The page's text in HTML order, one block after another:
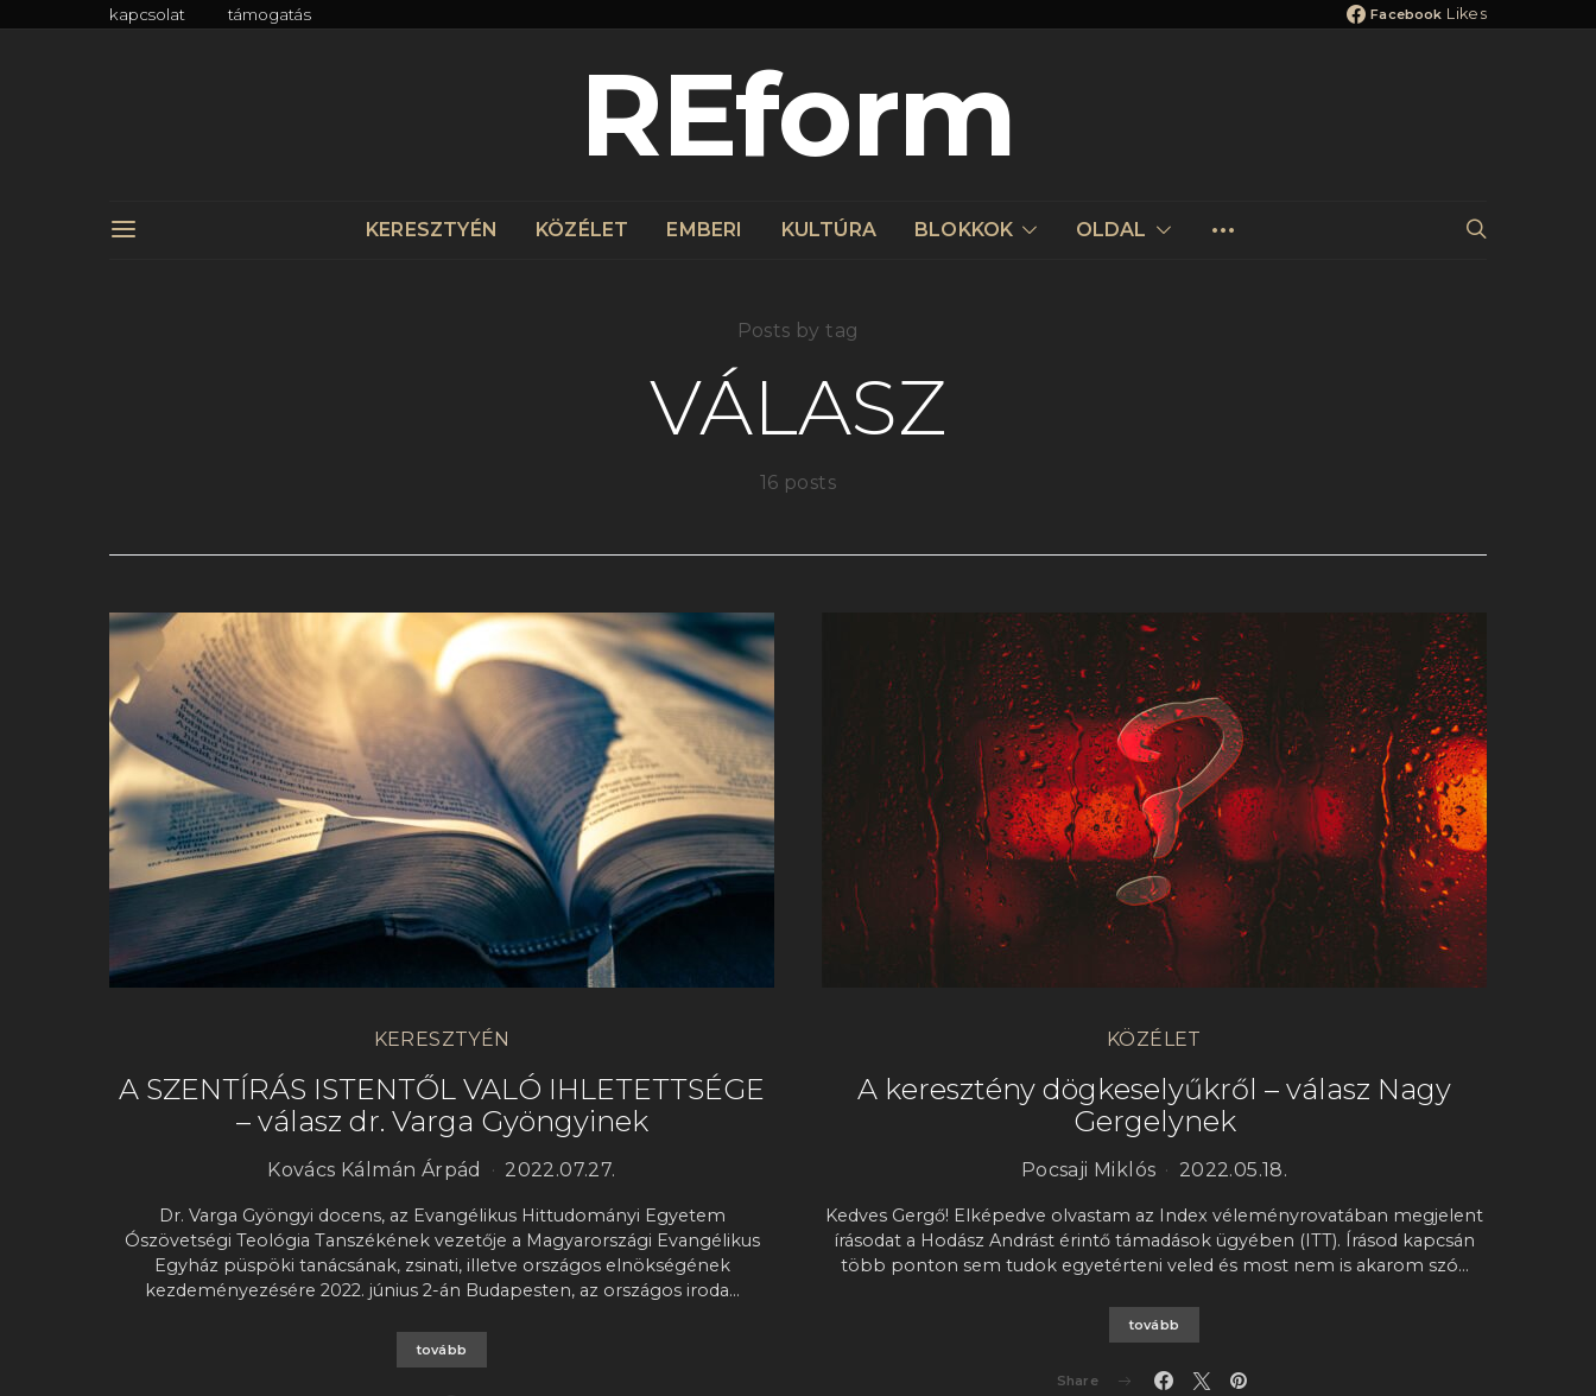
kapcsolat támogatás Facebook Likes
REform
KERESZTYÉN KÖZÉLET EMBERI KULTÚRA BLOKKOK OLDAL
Posts by tag
VÁLASZ
16 posts
KERESZTYÉN
A SZENTÍRÁS ISTENTŐL VALÓ IHLETETTSÉGE
– válasz dr. Varga Gyöngyinek
Kovács Kálmán Árpád 2022.07.27.
Dr. Varga Gyöngyi docens, az Evangélikus Hittudományi Egyetem
Ószövetségi Teológia Tanszékének vezetője a Magyarországi Evangélikus
Egyház püspöki tanácsának, zsinati, illetve országos elnökségének
kezdeményezésére 2022. június 2-án Budapesten, az országos iroda…
tovább
KÖZÉLET
A keresztény dögkeselyűkről – válasz Nagy
Gergelynek
Pocsaji Miklós 2022.05.18.
Kedves Gergő! Elképedve olvastam az Index véleményrovatában megjelent
írásodat a Hodász Andrást érintő támadások ügyében (ITT). Írásod kapcsán
több ponton sem tudok egyetérteni veled és most nem is akarom szó…
tovább
Share